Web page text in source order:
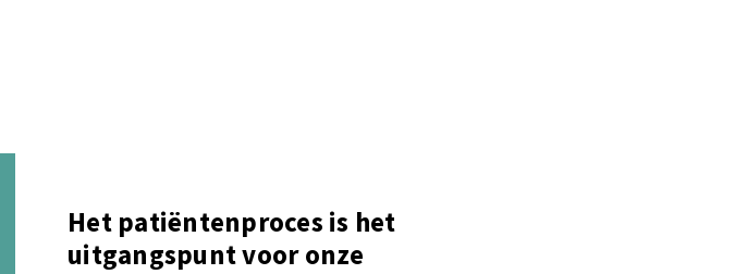
Het patiëntenproces is het
uitgangspunt voor onze